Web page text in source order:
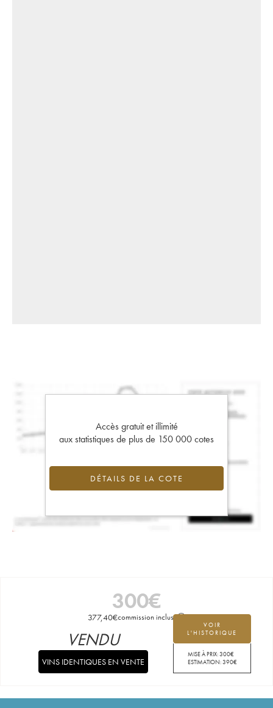
Accès gratuit et illimité
aux statistiques de plus de 150 000 cotes
DÉTAILS DE LA COTE
300€
377,40€commission incluse
VOIR
L'HISTORIQUE
MISE À PRIX:300€
ESTIMATION:390€
VENDU
VINS IDENTIQUES EN VENTE